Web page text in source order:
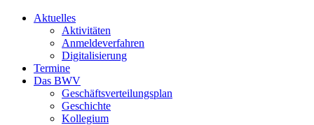
Aktuelles
Aktivitäten
Anmeldeverfahren
Digitalisierung
Termine
Das BWV
Geschäftsverteilungsplan
Geschichte
Kollegium